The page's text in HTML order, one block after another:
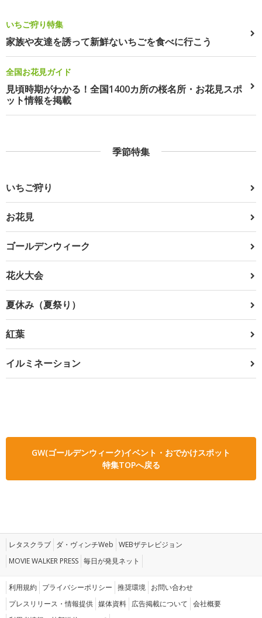
いちご狩り特集
家族や友達を誘って新鮮ないちごを食べに行こう
全国お花見ガイド
見頃時期がわかる！全国1400カ所の桜名所・お花見スポ
ット情報を掲載
季節特集
いちご狩り
お花見
ゴールデンウィーク
花火大会
夏休み（夏祭り）
紅葉
イルミネーション
GW(ゴールデンウィーク)イベント・おでかけスポット
特集TOPへ戻る
レタスクラブ ダ・ヴィンチWeb WEBザテレビジョン
MOVIE WALKER PRESS 毎日が発見ネット
利用規約 プライバシーポリシー 推奨環境 お問い合わせ
プレスリリース・情報提供 媒体資料 広告掲載について 会社概要